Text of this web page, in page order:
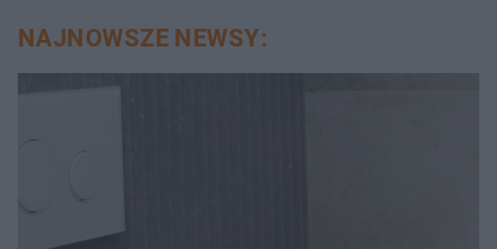
NAJNOWSZE NEWSY: